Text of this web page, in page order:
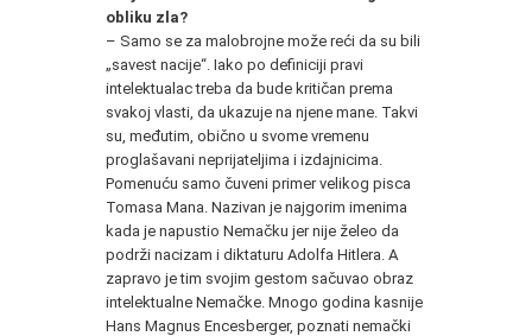
obliku zla?
– Samo se za malobrojne može reći da su bili
„savest nacije“. Iako po definiciji pravi
intelektualac treba da bude kritičan prema
svakoj vlasti, da ukazuje na njene mane. Takvi
su, međutim, obično u svome vremenu
proglašavani neprijateljima i izdajnicima.
Pomenuću samo čuveni primer velikog pisca
Tomasa Mana. Nazivan je najgorim imenima
kada je napustio Nemačku jer nije želeo da
podrži nacizam i diktaturu Adolfa Hitlera. A
zapravo je tim svojim gestom sačuvao obraz
intelektualne Nemačke. Mnogo godina kasnije
Hans Magnus Encesberger, poznati nemački